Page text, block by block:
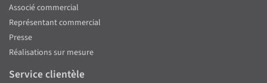
Associé commercial
Représentant commercial
Presse
Réalisations sur mesure
Service clientèle